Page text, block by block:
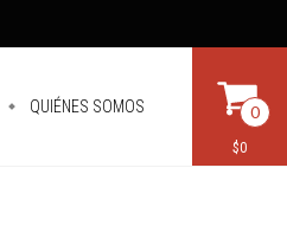
QUIÉNES SOMOS 0
$0